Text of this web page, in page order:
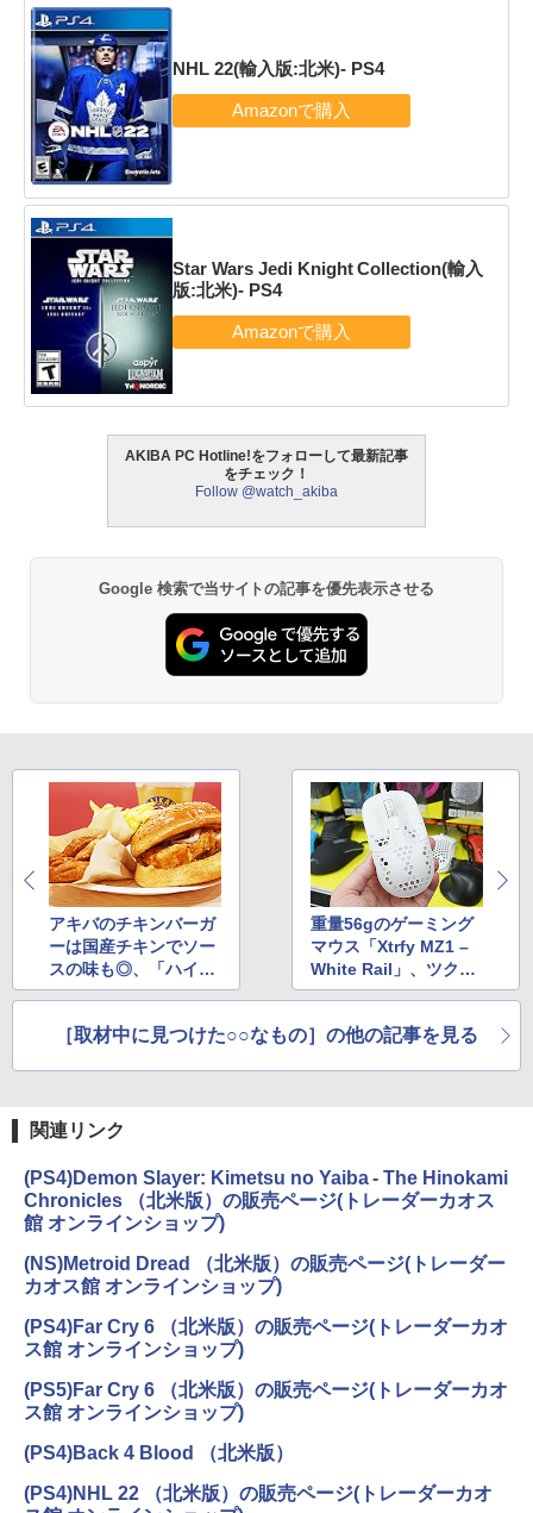
NHL 22(輸入版:北米)- PS4
Star Wars Jedi Knight Collection(輸入
版:北米)- PS4
AKIBA PC Hotline!をフォローして最新記事
をチェック！
Follow @watch_akiba
Google 検索で当サイトの記事を優先表示させる
アキバのチキンバーガ
ーは国産チキンでソー
スの味も◎、「ハイカ
ラフライドチキン」に
重量56gのゲーミング
マウス「Xtrfy MZ1 –
White Rail」、ツクモ
で展示スタート
［取材中に見つけた○○なもの］の他の記事を見る
関連リンク
(PS4)Demon Slayer: Kimetsu no Yaiba - The Hinokami
Chronicles （北米版）の販売ページ(トレーダーカオス
館 オンラインショップ)
(NS)Metroid Dread （北米版）の販売ページ(トレーダー
カオス館 オンラインショップ)
(PS4)Far Cry 6 （北米版）の販売ページ(トレーダーカオ
ス館 オンラインショップ)
(PS5)Far Cry 6 （北米版）の販売ページ(トレーダーカオ
ス館 オンラインショップ)
(PS4)Back 4 Blood （北米版）
(PS4)NHL 22 （北米版）の販売ページ(トレーダーカオ